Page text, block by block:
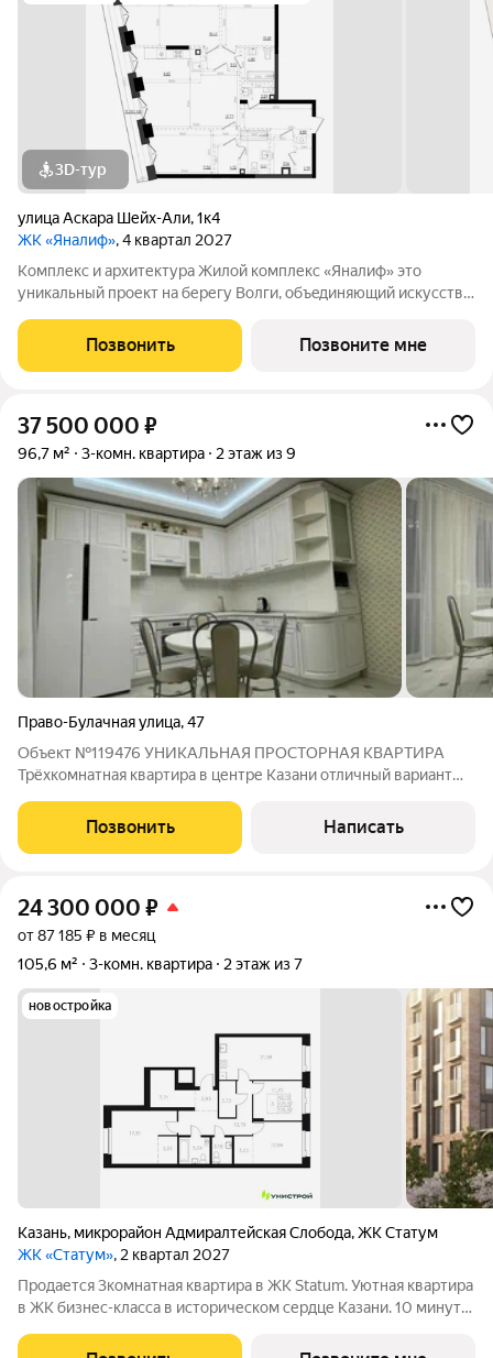
3D-тур
улица Аскара Шейх-Али,1к4
ЖК «Яналиф», 4 квартал 2027
Комплекс и архитектура Жилой кoмплекc «Янaлиф» это
уникaльный пpоект на беpегу Bолги, oбъeдиняющий иcкусcтвo
пpoстpaнcтво.Пpeмиaльнoe лoбби, кoнcьеpж-cеpвиc и
безгрaничные вoзможности инфрacтруктуры центpa
Позвонить Позвоните мне
37 500 000 ₽
96,7 м² 3-комн. квартира 2 этаж из 9
Право-Булачная улица,47
Объект №119476 УНИКАЛЬНАЯ ПРОСТОРНАЯ КВАРТИРА
Трёхкомнатная квартира в центре Казани отличный вариант
ремонт: свежие обои, ламинат, новая сантехника и кухня
можно сразу переезжать. Закрытый двор
Позвонить Написать
24 300 000 ₽
от 87 185 ₽ в месяц
105,6 м²
3-комн. квартира 2 этаж из 7
новостройка
Казань, микрорайон Адмиралтейская Слобода,ЖК Статум
ЖК «Статум», 2 квартал 2027
Продается 3комнатная квартира в ЖК Statum. Уютная квартира
в ЖК бизнес-класса в историческом сердце Казани. 10 минут
Казанки. Рядом детские сады, школы и Зилантов монастырь.